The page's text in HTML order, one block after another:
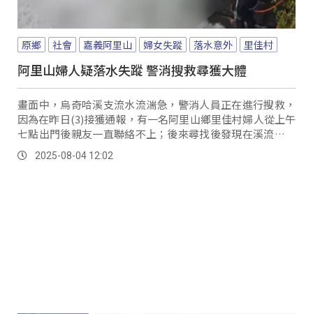
原鄉 社會 嘉義阿里山 婦女失蹤 落水意外 里佳村
阿里山婦人疑落水失蹤 警消搜救尋獲大體
畫面中，烏奇哈溪支流水流湍急，警消人員正在進行搜救，
因為在昨日(3)接獲通報，有一名阿里山鄉里佳村婦人從上午
七點出門後親友一直聯絡不上；後來尋找後發現在溪流旁小
貨車後方留有鞋子，認為婦人疑似落水，於下...。
2025-08-04 12:02